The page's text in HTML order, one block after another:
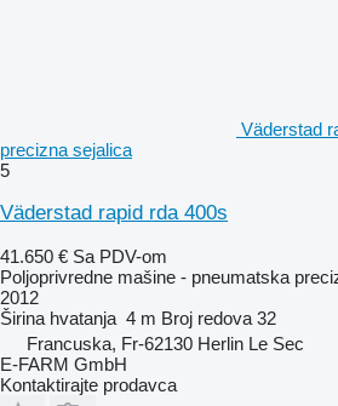
Väderstad
precizna sejalica
5
Väderstad rapid rda 400s
41.650 € Sa PDV-om
Poljoprivredne mašine - pneumatska
2012
Širina hvatanja 4 m Broj redova 32
Francuska, Fr-62130 Herlin Le Sec
E-FARM GmbH
Kontaktirajte prodavca